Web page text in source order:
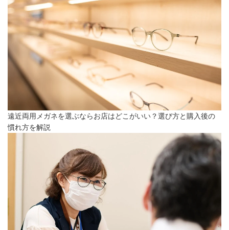
遠近両用メガネを選ぶならお店はどこがいい？選び方と購入後の
慣れ方を解説